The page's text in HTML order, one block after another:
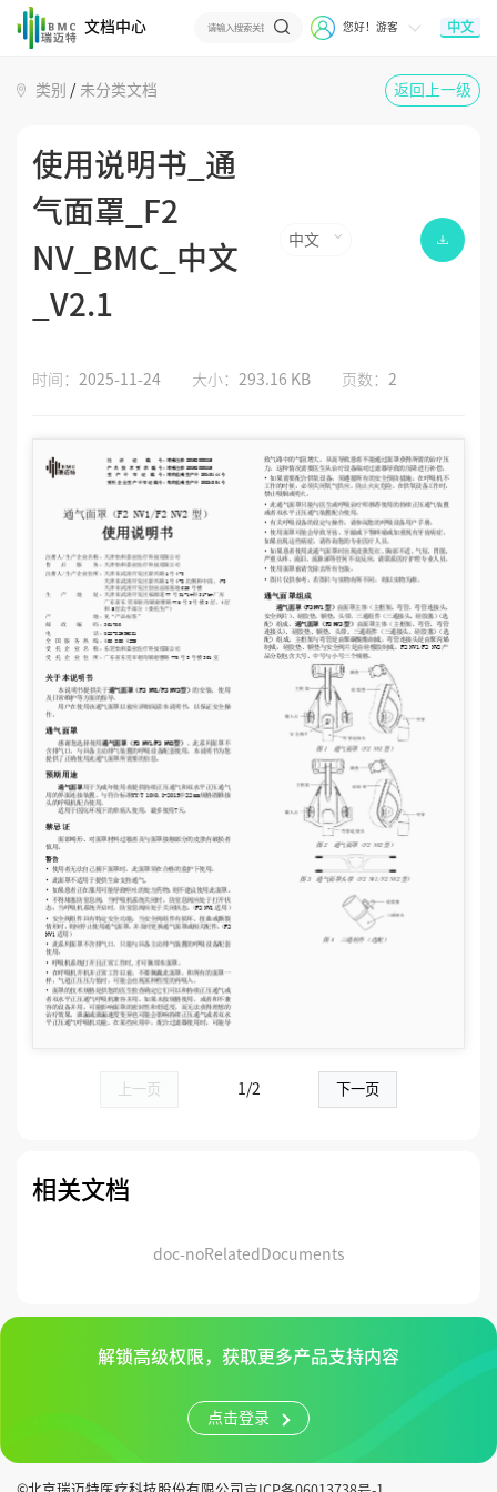
文档中心 您好！游客 中文
类别 / 未分类文档 返回上一级
使用说明书_通
气面罩_F2
NV_BMC_中文
_V2.1
中文
时间： 2025-11-24 大小： 293.16 KB 页数： 2
上一页 1/2 下一页
相关文档
doc-noRelatedDocuments
解锁高级权限，获取更多产品支持内容
点击登录